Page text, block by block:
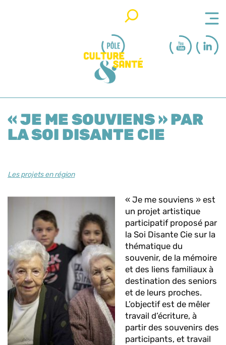
« JE ME SOUVIENS » PAR
LA SOI DISANTE CIE
Les projets en région
« Je me souviens » est
un projet artistique
participatif proposé par
la Soi Disante Cie sur la
thématique du
souvenir, de la mémoire
et des liens familiaux à
destination des seniors
et de leurs proches.
L’objectif est de mêler
travail d’écriture, à
partir des souvenirs des
participants, et travail